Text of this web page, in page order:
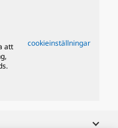
att
cookieinställningar